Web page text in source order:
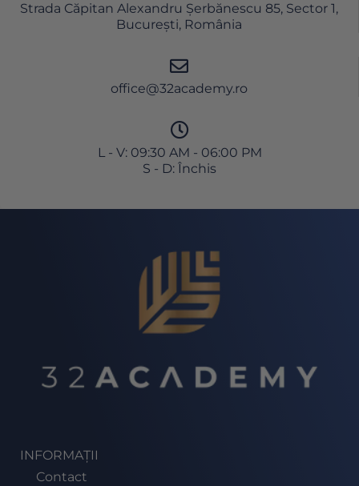
Strada Căpitan Alexandru Șerbănescu 85, Sector 1,
București, România
office@32academy.ro
L - V: 09:30 AM - 06:00 PM
S - D: Închis
INFORMAȚII
Contact